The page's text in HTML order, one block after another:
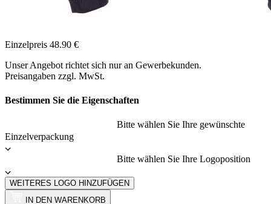
Einzelpreis 48.90 €
Unser Angebot richtet sich nur an Gewerbekunden.
Preisangaben zzgl. MwSt.
Bestimmen Sie die Eigenschaften
Bitte wählen Sie Ihre gewünschte
Einzelverpackung
Bitte wählen Sie Ihre Logoposition
WEITERES LOGO HINZUFÜGEN
IN DEN WARENKORB